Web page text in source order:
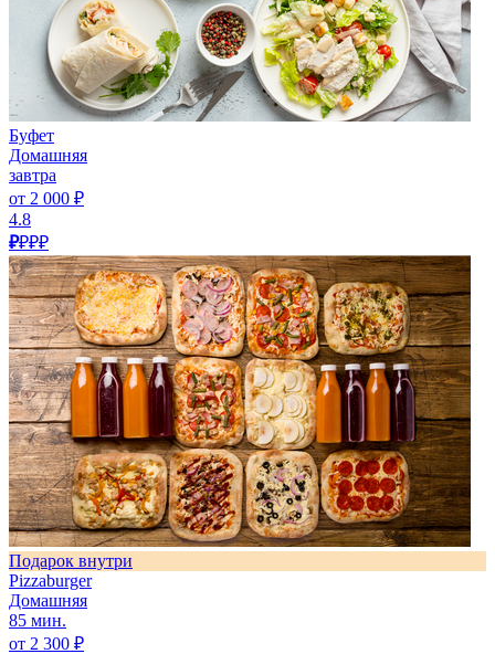
Буфет
Домашняя
завтра
от 2 000 ₽
4.8
₽₽₽₽
Подарок внутри
Pizzaburger
Домашняя
85 мин.
от 2 300 ₽